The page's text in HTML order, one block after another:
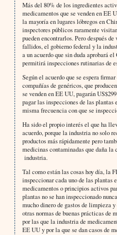
Más del 80% de los ingredientes
medicamentos que se venden en EE
la mayoría en lugares lóbregos en
inspectores públicos raramente
pueden encontrarlos. Pero después
fallidos, el gobierno federal y la
a un acuerdo que sin duda aprobará
permitirá inspecciones rutinarias de
Según el acuerdo que se espera
compañías de genéricos, que
se venden en EE UU, pagarán
pagar las inspecciones de las plantas
misma frecuencia con que se
Ha sido el propio interés el que ha
acuerdo, porque la industria no solo
productos más rápidamente pero
medicinas contaminadas que daña la
industria.
Tal como están las cosas hoy día, la
inspeccionar cada uno de las plantas
medicamentos o principios activos
plantas no se han inspeccionado
mucho dinero de gastos de limpieza
otras normas de buenas prácticas de
por las que la industria de
EE UU y por la que se dan casos de